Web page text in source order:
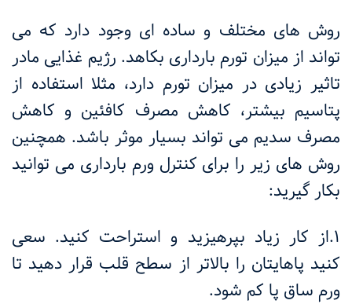
روش های مختلف و ساده ای وجود دارد که می
تواند از میزان تورم بارداری بکاهد. رژیم غذایی مادر
تاثیر زیادی در میزان تورم دارد، مثلا استفاده از
پتاسیم بیشتر، کاهش مصرف کافئین و کاهش
مصرف سدیم می تواند بسیار موثر باشد. همچنین
روش های زیر را برای کنترل ورم بارداری می توانید
بکار گیرید:
1.از کار زیاد بپرهیزید و استراحت کنید. سعی
کنید پاهایتان را بالاتر از سطح قلب قرار دهید تا
ورم ساق پا کم شود.